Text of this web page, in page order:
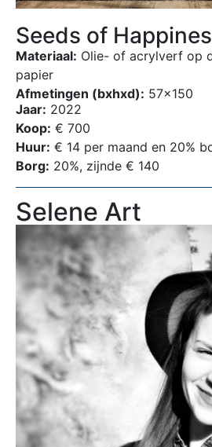
Seeds of
Materiaal: Olie- of acrylverf op
papier
Afmetingen (bxhxd): 57×150
Jaar: 2022
Koop: € 700
Huur: € 14 per maand en 20%
Borg: 20%, zijnde € 140
Selene Art